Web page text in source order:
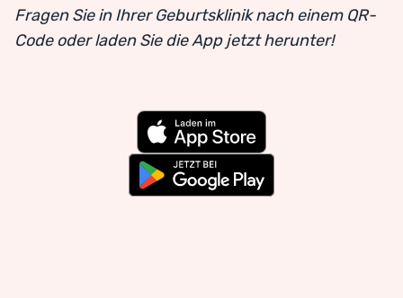
Fragen Sie in Ihrer Geburtsklinik nach einem QR-
Code oder laden Sie die App jetzt herunter!